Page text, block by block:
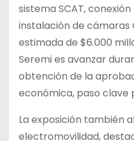
sistema SCAT,
instalación de cámaras
estimada de $6.000
Seremi es avanzar
obtención de la
económica, paso clave
La exposición también
electromovilidad,